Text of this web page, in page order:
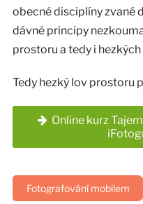
obecné disciplíny zvané
dávné principy
prostoru a tedy i
Tedy hezký lov prostoru
Online kurz
Fotografování mobilem